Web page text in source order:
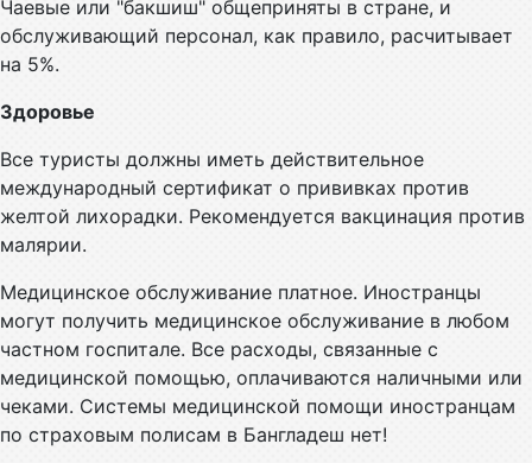
Чаевые или "бакшиш" общеприняты в стране, и
обслуживающий персонал, как правило, расчитывает
на 5%.
Здоровье
Все туристы должны иметь действительное
международный сертификат о прививках против
желтой лихорадки. Рекомендуется вакцинация против
малярии.
Медицинское обслуживание платное. Иностранцы
могут получить медицинское обслуживание в любом
частном госпитале. Все расходы, связанные с
медицинской помощью, оплачиваются наличными или
чеками. Системы медицинской помощи иностранцам
по страховым полисам в Бангладеш нет!